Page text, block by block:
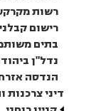
רשות
רישום
בתים
נדל"ן
הנדסה
דיני צרכנות